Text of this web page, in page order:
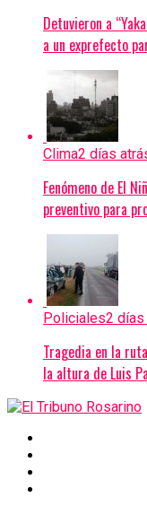
Detuvieron a
a un exprefecto
Clima2 días
Fenómeno de El
preventivo para
Policiales2 días
Tragedia en la
la altura de Luis